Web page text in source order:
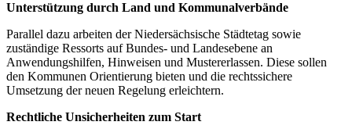
Unterstützung durch Land und Kommunalverbände
Parallel dazu arbeiten der Niedersächsische Städtetag sowie
zuständige Ressorts auf Bundes- und Landesebene an
Anwendungshilfen, Hinweisen und Mustererlassen. Diese sollen
den Kommunen Orientierung bieten und die rechtssichere
Umsetzung der neuen Regelung erleichtern.
Rechtliche Unsicherheiten zum Start